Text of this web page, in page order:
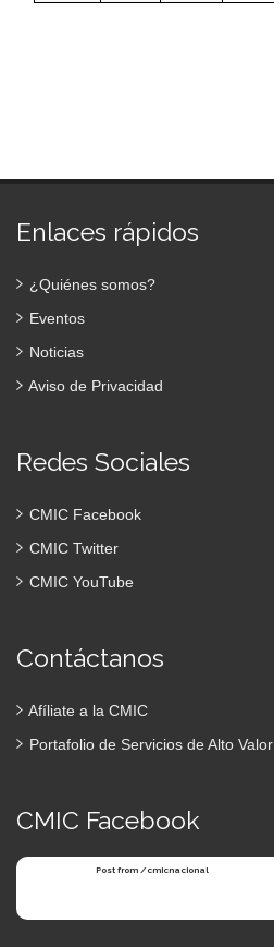
Enlaces rápidos
¿Quiénes somos?
Eventos
Noticias
Aviso de Privacidad
Redes Sociales
CMIC Facebook
CMIC Twitter
CMIC YouTube
Contáctanos
Afíliate a la CMIC
Portafolio de Servicios de Alto Valor
CMIC Facebook
Post from /cmicnacional